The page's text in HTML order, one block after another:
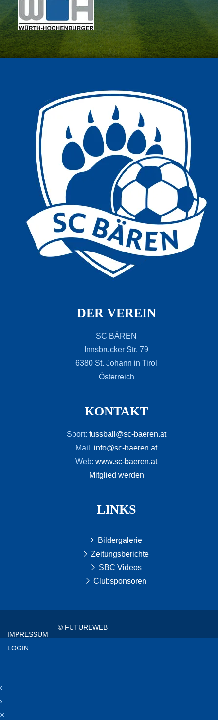
DER VEREIN
SC BÄREN
Innsbrucker Str. 79
6380 St. Johann in Tirol
Österreich
KONTAKT
Sport: fussball@sc-baeren.at
Mail: info@sc-baeren.at
Web: www.sc-baeren.at
Mitglied werden
LINKS
Bildergalerie
Zeitungsberichte
SBC Videos
Clubsponsoren
IMPRESSUM
LOGIN
© FUTUREWEB
‹
›
×